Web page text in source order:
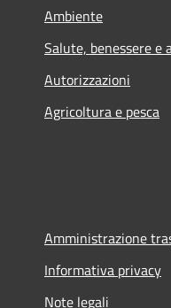
Ambiente
Salute, benessere e
Autorizzazioni
Agricoltura e pesca
Amministrazione
Informativa privacy
Note legali